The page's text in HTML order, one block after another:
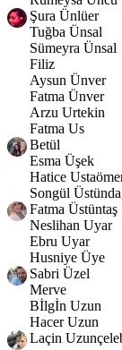
Şura Ünlüer
Tuğba Ünsal
Sümeyra Ünsal
Filiz
Aysun Ünver
Fatma Ünver
Arzu Urtekin
Fatma Us
Betül
Esma Üşek
Hatice
Songül
Fatma Üstüntaş
Neslihan Uyar
Ebru Uyar
Husniye Üye
Sabri Üzel
Merve
Bİlgİn Uzun
Hacer Uzun
Laçin